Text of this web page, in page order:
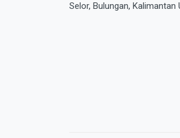
Selor, Bulungan, Kalimantan